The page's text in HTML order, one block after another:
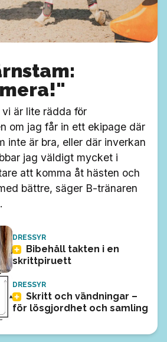
är lite rädda för
om jag får in ett ekipage där
inte är bra, eller där inverkan
jag väldigt mycket i
att komma åt hästen och
bättre, säger B-tränaren
DRESSYR
Bibehåll takten i en
skrittpiruett
DRESSYR
Skritt och vändningar –
för lösgjordhet och samling